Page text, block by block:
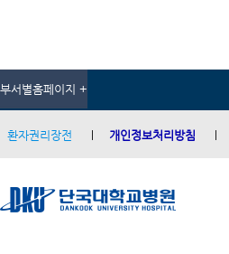
부서별홈페이지 +
환자권리장전 개인정보처리방침